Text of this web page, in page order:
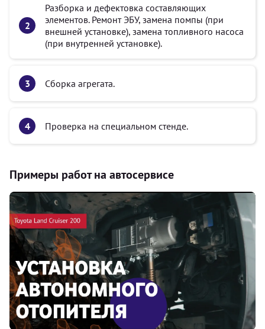
Разборка и дефектовка составляющих
элементов. Ремонт ЭБУ, замена помпы (при
внешней установке), замена топливного насоса
(при внутренней установке).
Сборка агрегата.
Проверка на специальном стенде.
Примеры работ на автосервисе